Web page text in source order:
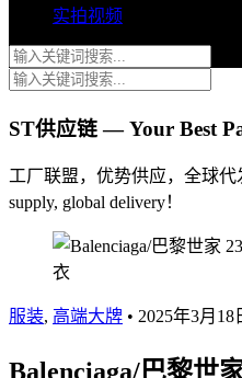
实拍视频
ST供应链 — Your Best
工厂联盟，优势供应，全球代
supply, global delivery！
服装, 高端大牌 • 2025年3月18
Balenciaga/巴黎世